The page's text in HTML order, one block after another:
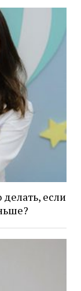
если